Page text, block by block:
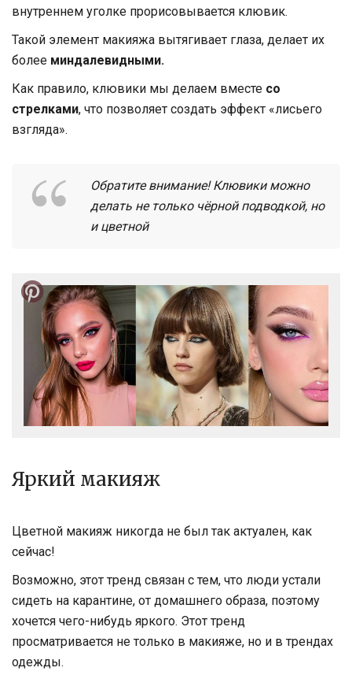
внутреннем уголке прорисовывается клювик.
Такой элемент макияжа вытягивает глаза, делает их
более миндалевидными.
Как правило, клювики мы делаем вместе со
стрелками, что позволяет создать эффект «лисьего
взгляда».
Обратите внимание! Клювики можно
делать не только чёрной подводкой, но
и цветной
Яркий макияж
Цветной макияж никогда не был так актуален, как
сейчас!
Возможно, этот тренд связан с тем, что люди устали
сидеть на карантине, от домашнего образа, поэтому
хочется чего-нибудь яркого. Этот тренд
просматривается не только в макияже, но и в трендах
одежды.